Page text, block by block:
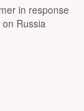
in response
Russia